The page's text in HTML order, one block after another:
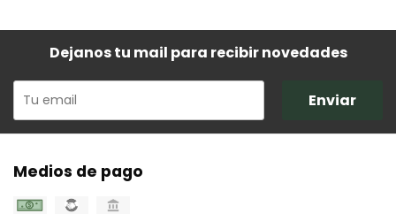
Dejanos tu mail para recibir novedades
Enviar
Medios de pago